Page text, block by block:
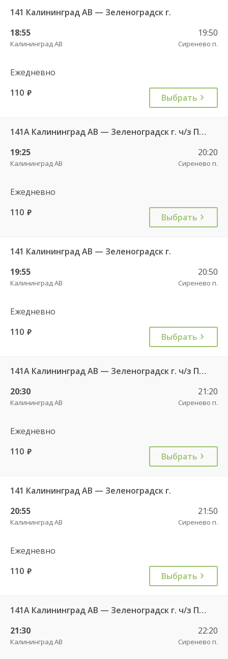
141 Калининград АВ — Зеленоградск г.
18:55
Калининград АВ
19:50
Сиренево п.
Ежедневно
110 руб. Выбрать
141А Калининград АВ — Зеленоградск г. ч/з Петрово п.
19:25
Калининград АВ
20:20
Сиренево п.
Ежедневно
110 руб. Выбрать
141 Калининград АВ — Зеленоградск г.
19:55
Калининград АВ
20:50
Сиренево п.
Ежедневно
110 руб. Выбрать
141А Калининград АВ — Зеленоградск г. ч/з Петрово п.
20:30
Калининград АВ
21:20
Сиренево п.
Ежедневно
110 руб. Выбрать
141 Калининград АВ — Зеленоградск г.
20:55
Калининград АВ
21:50
Сиренево п.
Ежедневно
110 руб. Выбрать
141А Калининград АВ — Зеленоградск г. ч/з Петрово п.
21:30
Калининград АВ
22:20
Сиренево п.